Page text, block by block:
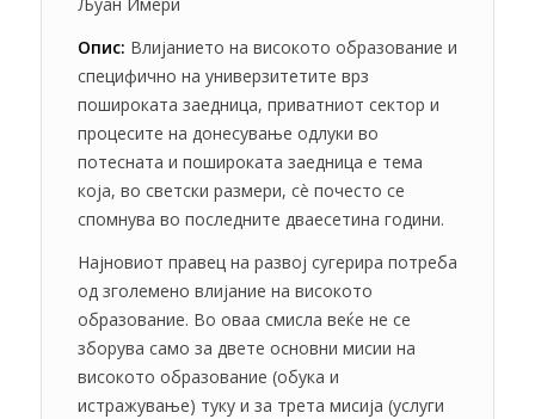
Опис: Влијанието на високото образование и
специфично на универзитетите врз
пошироката заедница, приватниот сектор и
процесите на донесување одлуки во
потесната и пошироката заедница е тема
која, во светски размери, сè почесто се
спомнува во последните дваесетина години.
Најновиот правец на развој сугерира потреба
од зголемено влијание на високото
образование. Во оваа смисла веќе не се
зборува само за двете основни мисии на
високото образование (обука и
истражување) туку и за трета мисија (услуги